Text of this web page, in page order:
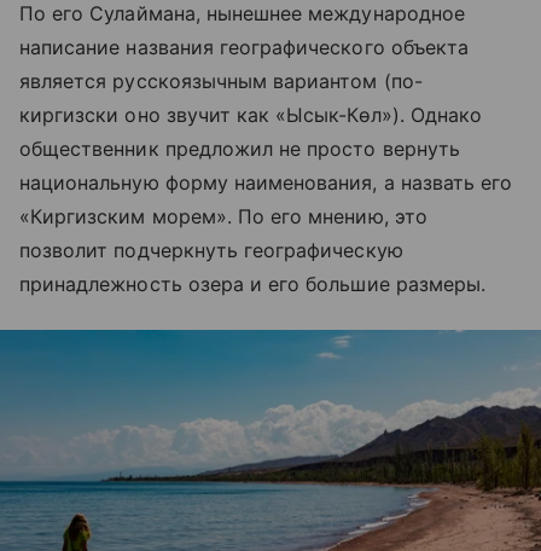
По его Сулаймана, нынешнее международное
написание названия географического объекта
является русскоязычным вариантом (по-
киргизски оно звучит как «Ысык-Көл»). Однако
общественник предложил не просто вернуть
национальную форму наименования, а назвать его
«Киргизским морем». По его мнению, это
позволит подчеркнуть географическую
принадлежность озера и его большие размеры.